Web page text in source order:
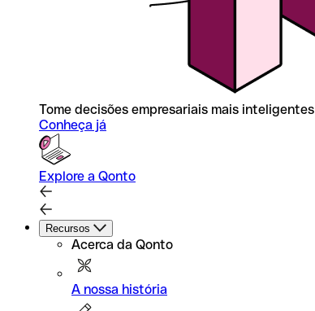
Tome decisões empresariais mais inteligentes
Conheça já
Explore a Qonto
Recursos
Acerca da Qonto
A nossa história